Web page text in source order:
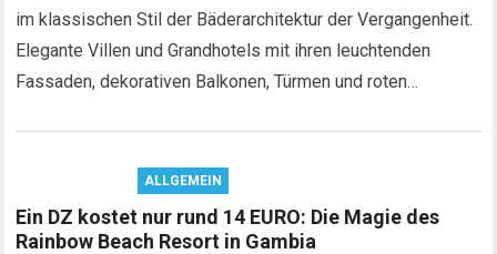
im klassischen Stil der Bäderarchitektur der Vergangenheit.
Elegante Villen und Grandhotels mit ihren leuchtenden
Fassaden, dekorativen Balkonen, Türmen und roten…
ALLGEMEIN
Ein DZ kostet nur rund 14 EURO: Die Magie des
Rainbow Beach Resort in Gambia